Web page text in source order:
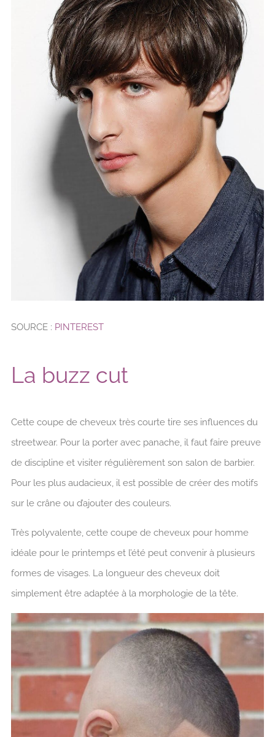
SOURCE : PINTEREST
La buzz cut
Cette coupe de cheveux très courte tire ses influences du
streetwear. Pour la porter avec panache, il faut faire preuve
de discipline et visiter régulièrement son salon de barbier.
Pour les plus audacieux, il est possible de créer des motifs
sur le crâne ou d’ajouter des couleurs.
Très polyvalente, cette coupe de cheveux pour homme
idéale pour le printemps et l’été peut convenir à plusieurs
formes de visages. La longueur des cheveux doit
simplement être adaptée à la morphologie de la tête.